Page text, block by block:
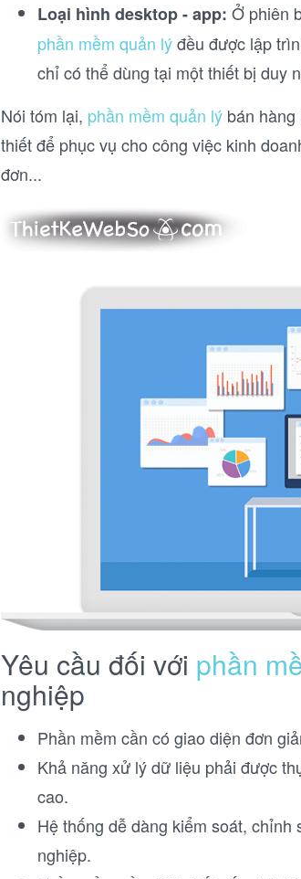
Loại hình desktop - app: Ở phiên
phần mềm quản lýđều được lập
chỉ có thể dùng tại một thiết bị duy
Nói tóm lại, phần mềm quản lý bán
thiết để phục vụ cho công việc kinh
đơn...
Yêu cầu đối với phần
nghiệp
Phần mềm cần có giao diện đơn
Khả năng xử lý dữ liệu phải được
cao.
Hệ thống dễ dàng kiểm soát,
nghiệp.